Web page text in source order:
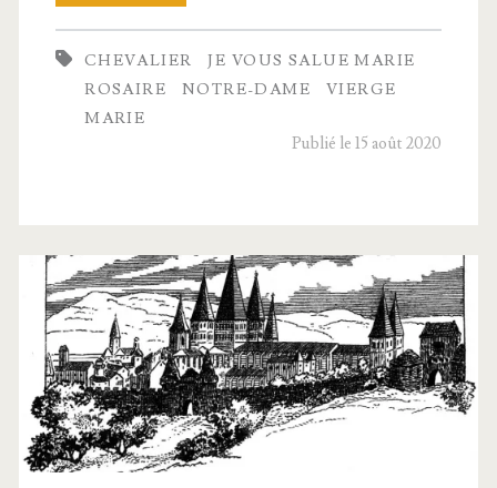
che­
va­
Dame
s’apparut
CHEVALIER
JE VOUS SALUE MARIE
ROSAIRE
NOTRE-DAME
VIERGE
MARIE
Publié le 15 août 2020